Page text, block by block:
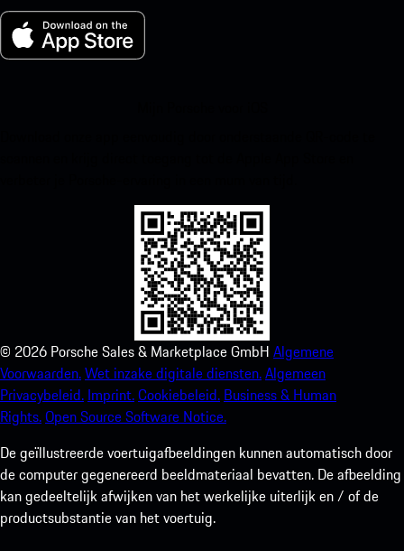
© 2026 Porsche Sales & Marketplace GmbH Algemene
Voorwaarden.Wet inzake digitale diensten.Algemeen
Privacybeleid. Imprint.Cookiebeleid. Business & Human
Rights.Open Source Software Notice.
De geïllustreerde voertuigafbeeldingen kunnen automatisch door
de computer gegenereerd beeldmateriaal bevatten. De afbeelding
kan gedeeltelijk afwijken van het werkelijke uiterlijk en / of de
productsubstantie van het voertuig.